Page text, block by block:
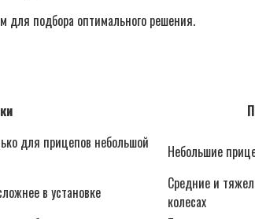
для подбора оптимального решения.
для прицепов небольшой
Небольшие
в установке
Средние и
колесах